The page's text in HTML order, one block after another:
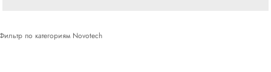
по категориям Novotech